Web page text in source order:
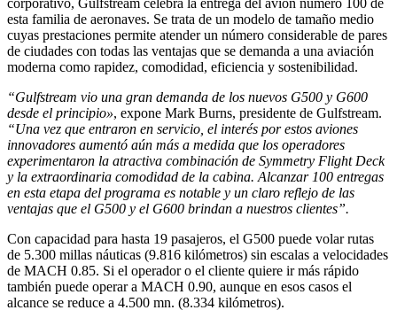
esta familia de aeronaves. Se trata de un modelo de tamaño medio
cuyas prestaciones permite atender un número considerable de pares
de ciudades con todas las ventajas que se demanda a una aviación
moderna como rapidez, comodidad, eficiencia y sostenibilidad.
“Gulfstream vio una gran demanda de los nuevos G500 y G600
desde el principio», expone Mark Burns, presidente de Gulfstream.
“Una vez que entraron en servicio, el interés por estos aviones
innovadores aumentó aún más a medida que los operadores
experimentaron la atractiva combinación de Symmetry Flight Deck
y la extraordinaria comodidad de la cabina. Alcanzar 100 entregas
en esta etapa del programa es notable y un claro reflejo de las
ventajas que el G500 y el G600 brindan a nuestros clientes”.
Con capacidad para hasta 19 pasajeros, el G500 puede volar rutas
de 5.300 millas náuticas (9.816 kilómetros) sin escalas a velocidades
de MACH 0.85. Si el operador o el cliente quiere ir más rápido
también puede operar a MACH 0.90, aunque en esos casos el
alcance se reduce a 4.500 mn. (8.334 kilómetros).